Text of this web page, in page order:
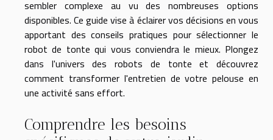
sembler complexe au vu des nombreuses options
disponibles. Ce guide vise à éclairer vos décisions en vous
apportant des conseils pratiques pour sélectionner le
robot de tonte qui vous conviendra le mieux. Plongez
dans l'univers des robots de tonte et découvrez
comment transformer l'entretien de votre pelouse en
une activité sans effort.
Comprendre les besoins